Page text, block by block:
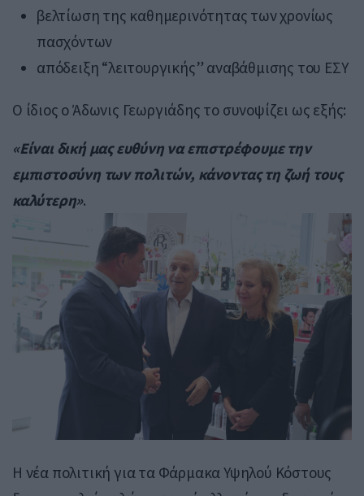
βελτίωση της καθημερινότητας των χρονίως
πασχόντων
απόδειξη “λειτουργικής” αναβάθμισης του ΕΣΥ
Ο ίδιος ο Άδωνις Γεωργιάδης το συνοψίζει ως εξής:
«Είναι δική μας ευθύνη να επιστρέφουμε την
εμπιστοσύνη των πολιτών, κάνοντας τη ζωή τους
καλύτερη».
Η νέα πολιτική για τα Φάρμακα Υψηλού Κόστους